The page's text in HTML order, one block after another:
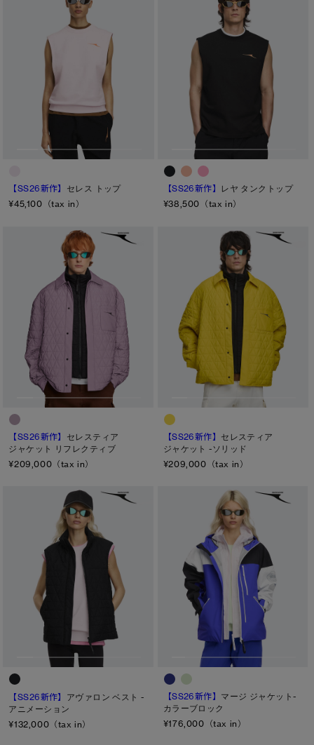
【SS26新作】 セレス トップ
¥45,100（tax in）
【SS26新作】
レヤ タンクトップ
¥38,500（tax in）
【SS26新作】 セレスティア
ジャケット リフレクティブ
¥209,000（tax in）
【SS26新作】 セレスティア
ジャケット -ソリッド
¥209,000（tax in）
【SS26新作】 アヴァロン ベスト -
アニメーション
¥132,000（tax in）
【SS26新作】 マージ ジャケット-
カラーブロック
¥176,000（tax in）